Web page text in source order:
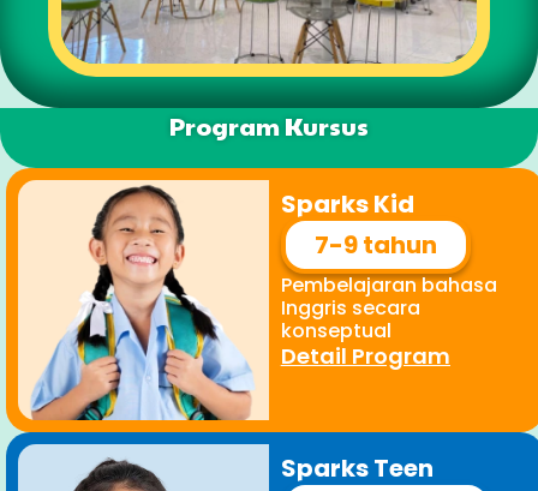
Program Kursus
Sparks Kid
7-9 tahun
Pembelajaran bahasa
Inggris secara
konseptual
Detail Program
Sparks Teen